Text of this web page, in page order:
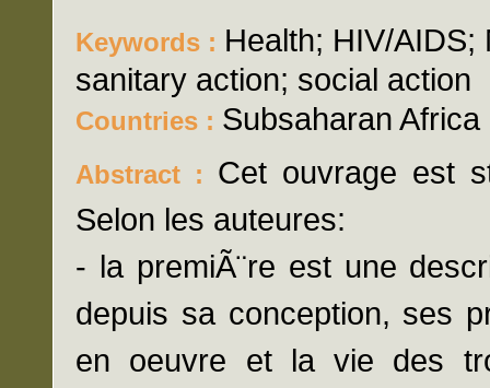
Keywords : Health; HIV/
sanitary action; social action
Countries : Subsaharan Africa
Abstract : Cet ouvrage est
Selon les auteures:
- la premiÃ¨re est une
depuis sa conception, ses
en oeuvre et la vie des